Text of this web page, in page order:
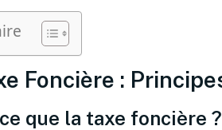
Foncière :
ce que la taxe foncière ?